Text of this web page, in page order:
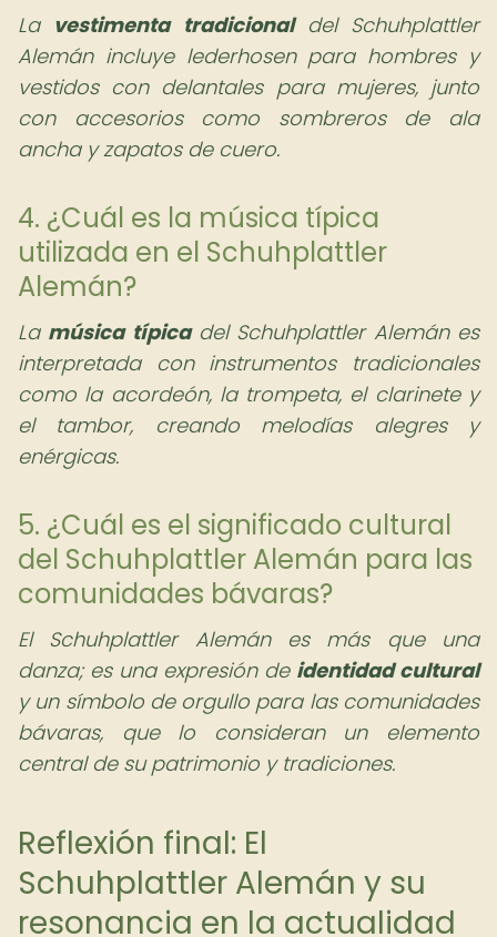
La vestimenta tradicionaldel Schuhplattler
Alemán incluye lederhosen para hombres y
vestidos con delantales para mujeres, junto
con accesorios como sombreros de ala
ancha y zapatos de cuero.
4. ¿Cuál es la música típica
utilizada en el Schuhplattler
Alemán?
La música típicadel Schuhplattler Alemán es
interpretada con instrumentos tradicionales
como la acordeón, la trompeta, el clarinete y
el tambor, creando melodías alegres y
enérgicas.
5. ¿Cuál es el significado cultural
del Schuhplattler Alemán para las
comunidades bávaras?
El Schuhplattler Alemán es más que una
danza; es una expresión de identidad cultural
y un símbolo de orgullo para las comunidades
bávaras, que lo consideran un elemento
central de su patrimonio y tradiciones.
Reflexión final: El
Schuhplattler Alemán y su
resonancia en la actualidad